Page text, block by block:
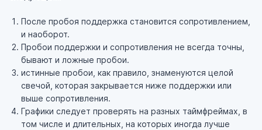
После пробоя поддержка становится сопротивлением,
и наоборот.
Пробои поддержки и сопротивления не всегда точны,
бывают и ложные пробои.
истинные пробои, как правило, знаменуются целой
свечой, которая закрывается ниже поддержки или
выше сопротивления.
Графики следует проверять на разных таймфреймах, в
том числе и длительных, на которых иногда лучше